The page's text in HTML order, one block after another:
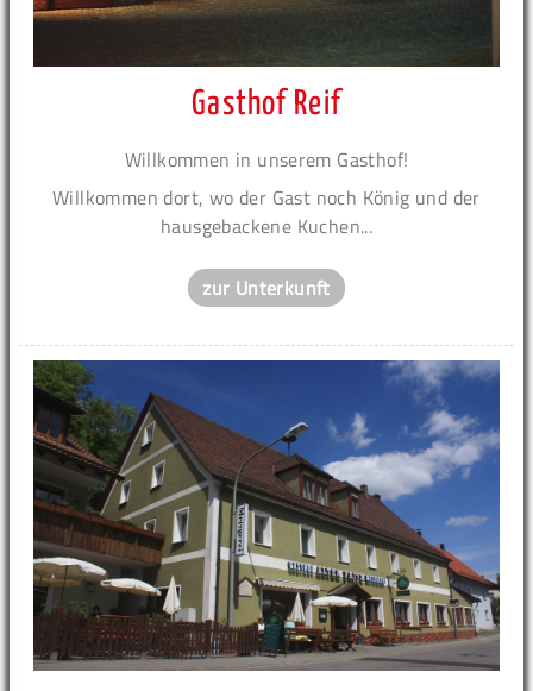
Gasthof Reif
Willkommen in unserem Gasthof!
Willkommen dort, wo der Gast noch König und der
hausgebackene Kuchen...
zur Unterkunft